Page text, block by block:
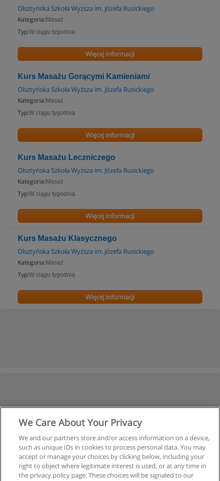
Olsztyńska Szkoła Wyższa im. Józefa Rusickiego
Kategoria: Masaż
Typ:W ciągu tygodnia
Więcej informacji
Kurs Masażu Gorącymi Kamieniami
Olsztyńska Szkoła Wyższa im. Józefa Rusickiego
Kategoria: Masaż
Typ:W ciągu tygodnia
Więcej informacji
Kurs Masażu Leczniczego
Olsztyńska Szkoła Wyższa im. Józefa Rusickiego
Kategoria: Masaż
Typ:W ciągu tygodnia
Więcej informacji
Kurs Masażu Klasycznego
Olsztyńska Szkoła Wyższa im. Józefa Rusickiego
Kategoria: Masaż
Typ:W ciągu tygodnia
Więcej informacji
We Care About Your Privacy
We and our partners store and/or access information on a device,
such as unique IDs in cookies to process personal data. You may
accept or manage your choices by clicking below, including your
right to object where legitimate interest is used, or at any time in
the privacy policy page. These choices will be signaled to our